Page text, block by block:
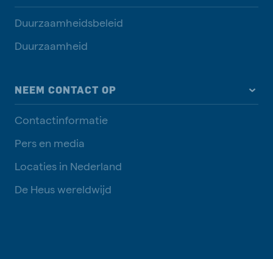
Duurzaamheidsbeleid
Duurzaamheid
NEEM CONTACT OP
Contactinformatie
Pers en media
Locaties in Nederland
De Heus wereldwijd